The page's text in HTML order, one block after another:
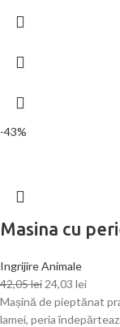
-43%
Masina cu
Ingrijire Animale
42,05lei 24,03 lei
Mașină de pieptănat
lamei, peria